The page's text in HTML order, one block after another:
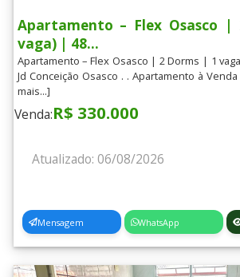
Apartamento – Flex Osasco
vaga) | 48...
Apartamento – Flex Osasco | 2 Dorms | 1
Jd Conceição Osasco . . Apartamento à
mais...]
Venda:R$ 330.000
Atualizado: 06/08/2026
Mensagem WhatsApp